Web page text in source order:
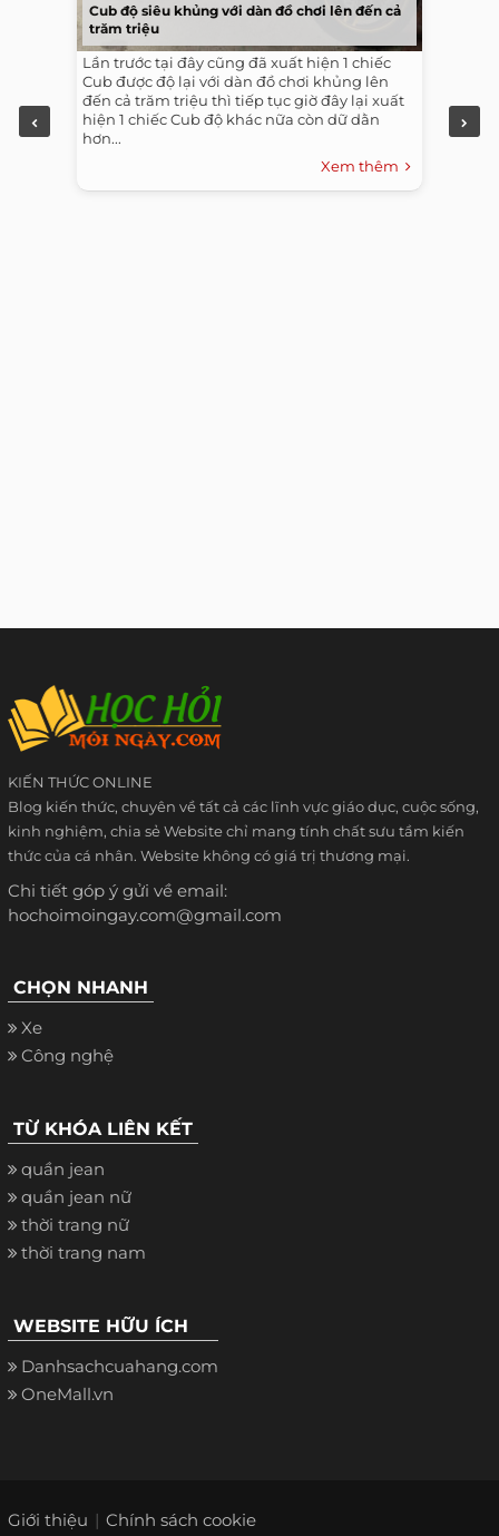
Cub độ siêu khủng với dàn đồ chơi lên đến cả
trăm triệu
Lần trước tại đây cũng đã xuất hiện 1 chiếc
Cub được độ lại với dàn đồ chơi khủng lên
đến cả trăm triệu thì tiếp tục giờ đây lại xuất
hiện 1 chiếc Cub độ khác nữa còn dữ dằn
hơn...
Xem thêm
KIẾN THỨC ONLINE
Blog kiến thức, chuyên về tất cả các lĩnh vực giáo dục, cuộc sống,
kinh nghiệm, chia sẻ Website chỉ mang tính chất sưu tầm kiến
thức của cá nhân. Website không có giá trị thương mại.
Chi tiết góp ý gửi về email:
hochoimoingay.com@gmail.com
CHỌN NHANH
Xe
Công nghệ
TỪ KHÓA LIÊN KẾT
quần jean
quần jean nữ
thời trang nữ
thời trang nam
WEBSITE HỮU ÍCH
Danhsachcuahang.com
OneMall.vn
Giới thiệu Chính sách cookie